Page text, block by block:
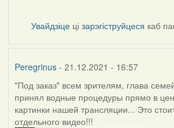
Увайдзіце цізарэгіструйцеся каб
Peregrinus- 21.12.2021 - 16:57
"Под заказ" всем зрителям, глава
принял водные процедуры прямо в
картинки нашей трансляции... Это
отдельного видео!!!